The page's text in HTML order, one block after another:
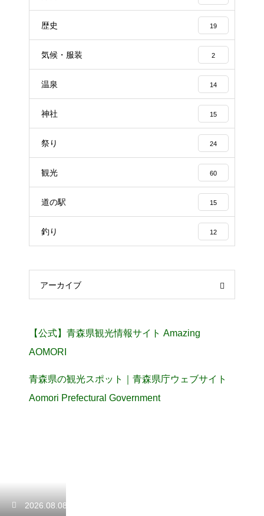
歴史 19
気候・服装 2
温泉 14
神社 15
祭り 24
観光 60
道の駅 15
釣り 12
アーカイブ
【公式】青森県観光情報サイト Amazing
AOMORI
青森県の観光スポット｜青森県庁ウェブサイト
Aomori Prefectural Government
2026.08.08